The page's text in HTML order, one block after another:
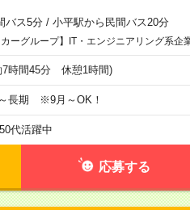
バス5分/ 小平駅から民間バス20分
カーグループ】IT・エンジニアリング系企
7時間45分 休憩1時間)
長期 ※9月～OK！
代活躍中
応募する